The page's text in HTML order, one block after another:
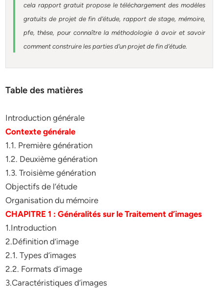
cela rapport gratuit propose le téléchargement des modèles
gratuits de projet de fin d’étude, rapport de stage, mémoire,
pfe, thèse, pour connaître la méthodologie à avoir et savoir
comment construire les parties d’un projet de fin d’étude
Table des matières
Introduction générale
Contexte générale
1.1. Première génération
1.2. Deuxième génération
1.3. Troisième génération
Objectifs de l’étude
Organisation du mémoire
CHAPITRE 1 : Généralités sur le Traitement d’images
1.Introduction
2.Définition d’image
2.1. Types d’images
2.2. Formats d’image
3.Caractéristiques d’images